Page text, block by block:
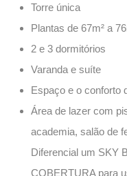
Torre única
Plantas de 67m² a
2 e 3 dormitórios
Varanda e suíte
Espaço e o conforto
Área de lazer com
academia, salão de
Diferencial um SKY
COBERTURA para